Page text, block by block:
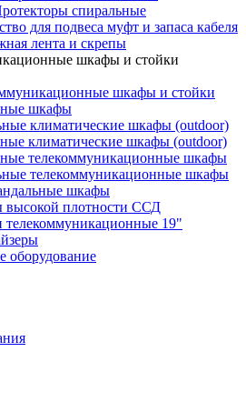
спиральные
для подвеса муфт и запаса кабеля
лента и скрепы
шкафы и стойки
шкафы и стойки
шкафы
климатические шкафы (outdoor)
климатические шкафы (outdoor)
телекоммуникационные шкафы
телекоммуникационные шкафы
шкафы
плотности ССД
телекоммуникационные 19"
оборудование